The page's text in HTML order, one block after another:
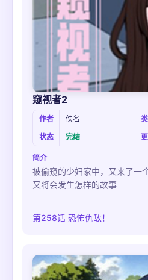
窥视者2
作者 佚名
状态
完结
简介
被偷窥的少妇家中，又来了一
又将会发生怎样的故事
第258话 恐怖仇敌！